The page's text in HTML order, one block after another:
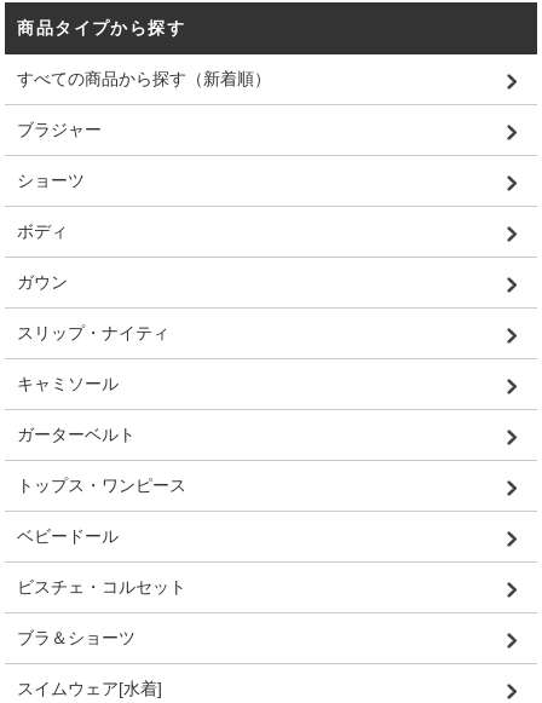
商品タイプから探す
すべての商品から探す（新着順）
ブラジャー
ショーツ
ボディ
ガウン
スリップ・ナイティ
キャミソール
ガーターベルト
トップス・ワンピース
ベビードール
ビスチェ・コルセット
ブラ＆ショーツ
スイムウェア[水着]